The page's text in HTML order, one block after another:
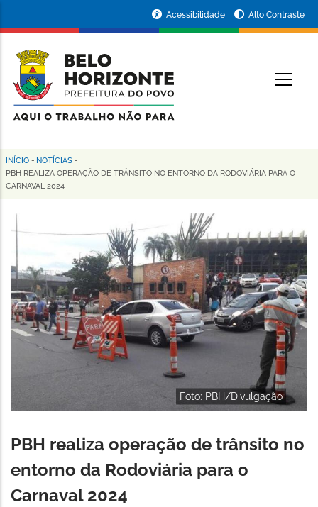
conteúdo
principal
da
Prefeitura
de
Horizonte
Acessibilidade Alto Contraste
Trilha
de
navegação
INÍCIO - NOTÍCIAS -
PBH REALIZA OPERAÇÃO DE TRÂNSITO NO ENTORNO DA RODOVIÁRIA PARA O
CARNAVAL 2024
Foto: PBH/Divulgação
PBH realiza operação de trânsito no
entorno da Rodoviária para o
Carnaval 2024